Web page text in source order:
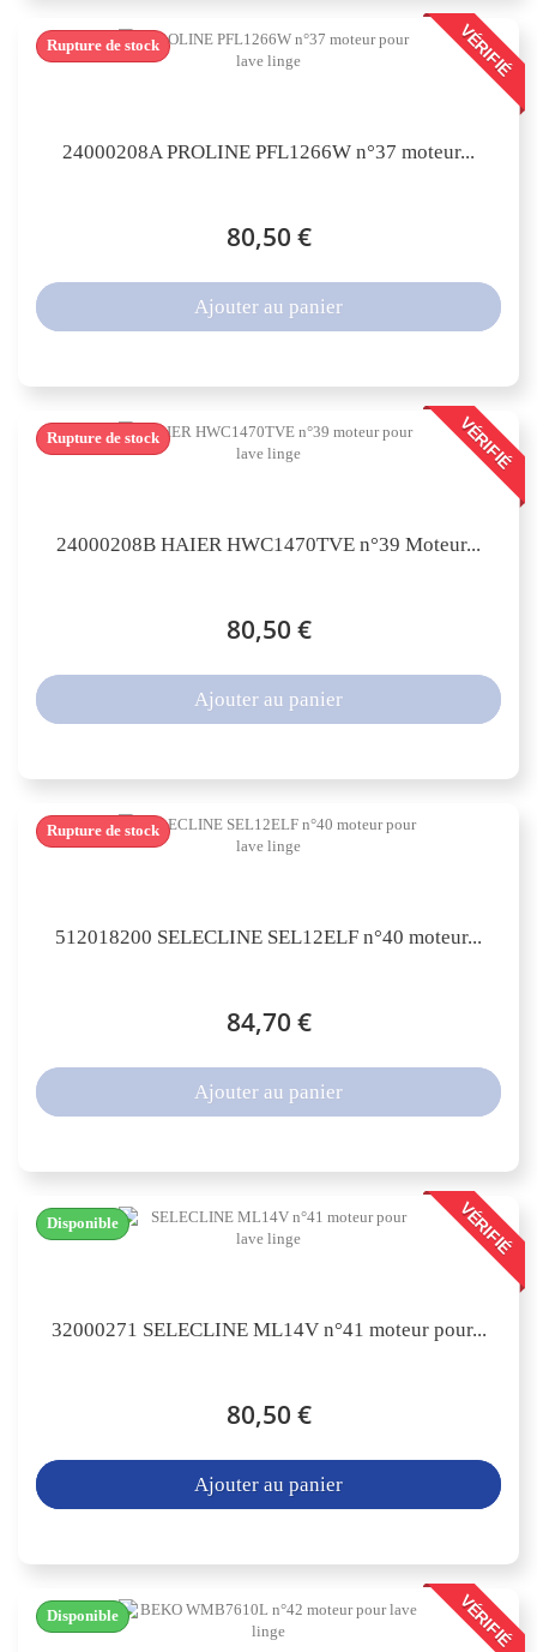
VÉRIFIÉ
24000208A PROLINE PFL1266W n°37 moteur...
80,50 €
Rupture de stock
Ajouter au panier
VÉRIFIÉ
24000208B HAIER HWC1470TVE n°39 Moteur...
80,50 €
Rupture de stock
Ajouter au panier
512018200 SELECLINE SEL12ELF n°40 moteur...
84,70 €
Rupture de stock
Ajouter au panier
VÉRIFIÉ
32000271 SELECLINE ML14V n°41 moteur pour...
80,50 €
Disponible
Ajouter au panier
VÉRIFIÉ
Disponible